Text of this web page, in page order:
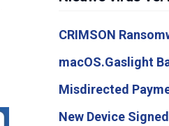
CRIMSON
macOS.Gaslight
Misdirected
New Device